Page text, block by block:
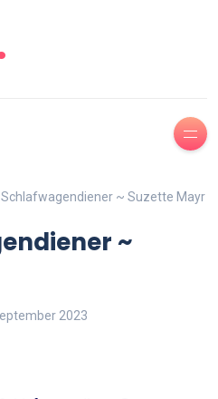
Schlafwagendiener ~ Suzette Mayr
~
2023